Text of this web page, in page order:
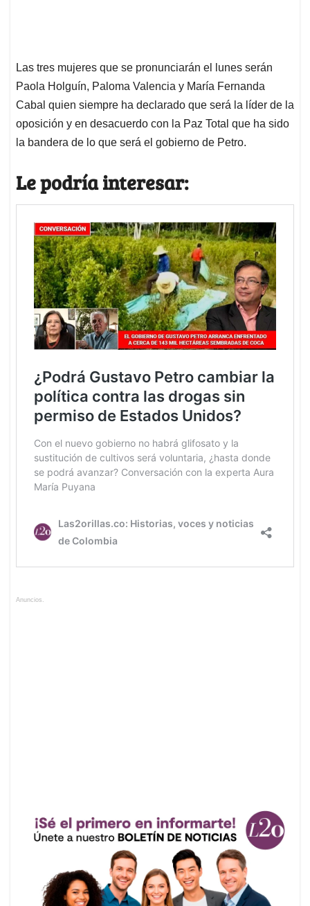
Las tres mujeres que se pronunciarán el lunes serán
Paola Holguín, Paloma Valencia y María Fernanda
Cabal quien siempre ha declarado que será la líder de la
oposición y en desacuerdo con la Paz Total que ha sido
la bandera de lo que será el gobierno de Petro.
Le podría interesar:
Anuncios.